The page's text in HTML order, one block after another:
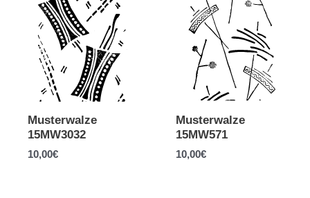
Musterwalze
15MW3032
10,00€
Musterwalze
15MW571
10,00€